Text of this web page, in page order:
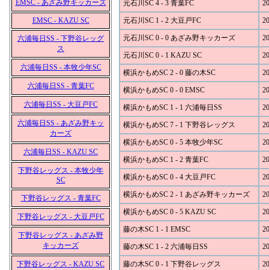
EMSC - あざみ野キッカーズ
EMSC - KAZU SC
六浦毎日SS - 下野谷レッグ
ス
六浦毎日SS - 本牧少年SC
六浦毎日SS - 青葉FC
六浦毎日SS - 大豆戸FC
六浦毎日SS - あざみ野キッ
カーズ
六浦毎日SS - KAZU SC
下野谷レッグス - 本牧少年
SC
下野谷レッグス - 青葉FC
下野谷レッグス - 大豆戸FC
下野谷レッグス - あざみ野
キッカーズ
下野谷レッグス - KAZU SC
元石川SC 4 - 3 青葉FC
元石川SC 1 - 2 大豆戸FC
元石川SC 0 - 0 あざみ野キッカーズ
元石川SC 0 - 1 KAZU SC
横浜かもめSC 2 - 0 藤の木SC
横浜かもめSC 0 - 0 EMSC
横浜かもめSC 1 - 1 六浦毎日SS
横浜かもめSC 7 - 1 下野谷レッグス
横浜かもめSC 0 - 5 本牧少年SC
横浜かもめSC 1 - 2 青葉FC
横浜かもめSC 0 - 4 大豆戸FC
横浜かもめSC 2 - 1 あざみ野キッカーズ
横浜かもめSC 0 - 5 KAZU SC
藤の木SC 1 - 1 EMSC
藤の木SC 1 - 2 六浦毎日SS
藤の木SC 0 - 1 下野谷レッグス